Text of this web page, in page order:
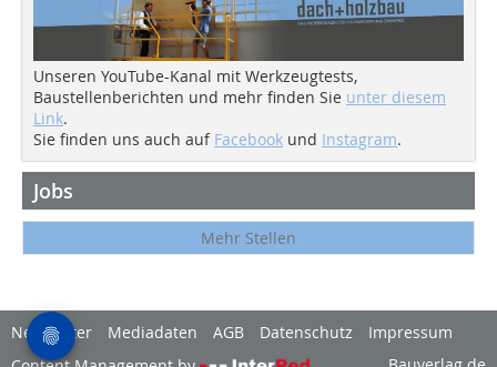
Unseren YouTube-Kanal mit Werkzeugtests,
Baustellenberichten und mehr finden Sie unter diesem
Link.
Sie finden uns auch auf Facebook und Instagram.
Jobs
Mehr Stellen
Newsletter Mediadaten AGB Datenschutz
Impressum